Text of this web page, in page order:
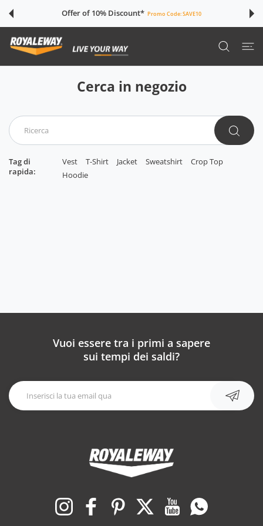
AI CONTENUTI Offer of 10% Discount* Promo Code:SAVE10
Cerca in negozio
Tag di
rapida:
Vest T-Shirt Jacket Sweatshirt
Crop Top
Hoodie
Vuoi essere tra i primi a sapere
sui tempi dei saldi?
InstagramFacebookPinterest Twitter YouTubeWhatsApp